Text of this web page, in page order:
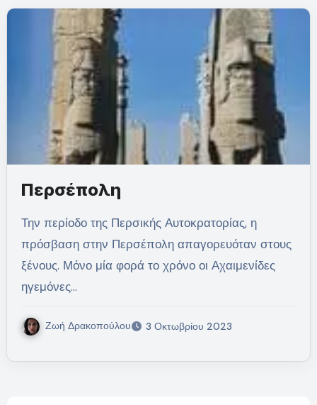
Περσέπολη
Την περίοδο της Περσικής Αυτοκρατορίας, η
πρόσβαση στην Περσέπολη απαγορευόταν στους
ξένους. Μόνο μία φορά το χρόνο οι Αχαιμενίδες
ηγεμόνες…
Ζωή Δρακοπούλου 3 Οκτωβρίου 2023